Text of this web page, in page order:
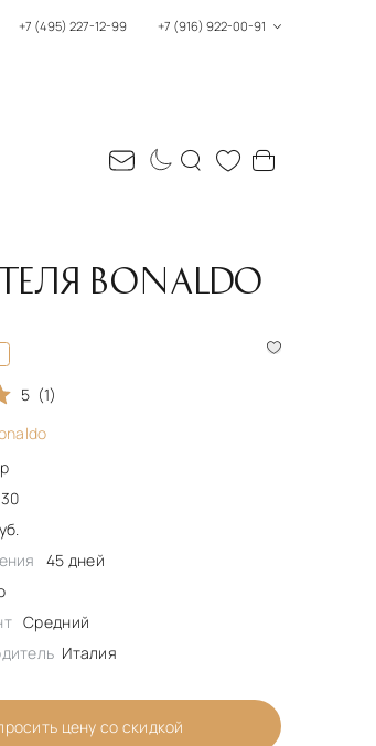
+7 (495) 227-12-99 +7 (916) 922-00-91
BONALDO
5 (1)
45 дней
Средний
Италия
цену со скидкой